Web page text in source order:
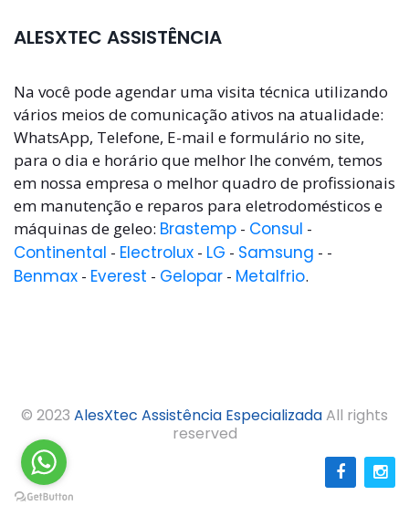
ALESXTEC ASSISTÊNCIA
Na você pode agendar uma visita técnica utilizando
vários meios de comunicação ativos na atualidade:
WhatsApp, Telefone, E-mail e formulário no site,
para o dia e horário que melhor lhe convém, temos
em nossa empresa o melhor quadro de profissionais
em manutenção e reparos para eletrodomésticos e
máquinas de geleo: Brastemp - Consul -
Continental - Electrolux - LG - Samsung - -
Benmax - Everest - Gelopar - Metalfrio.
© 2023 AlesXtec Assistência EspecializadaAll rights
reserved